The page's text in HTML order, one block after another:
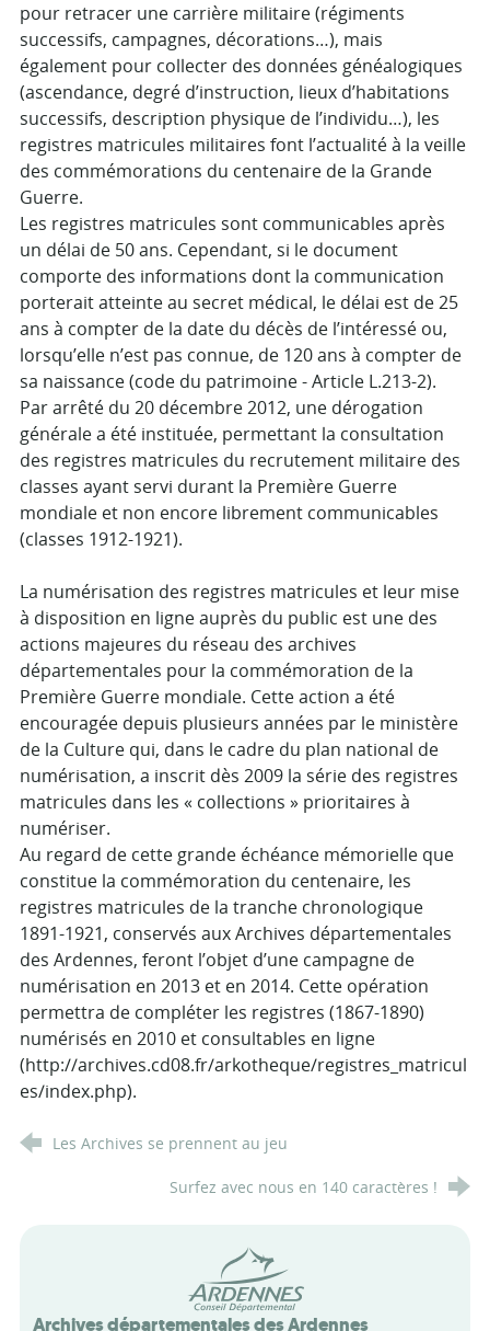
pour retracer une carrière militaire (régiments
successifs, campagnes, décorations…), mais
également pour collecter des données généalogiques
(ascendance, degré d’instruction, lieux d’habitations
successifs, description physique de l’individu…), les
registres matricules militaires font l’actualité à la veille
des commémorations du centenaire de la Grande
Guerre.
Les registres matricules sont communicables après
un délai de 50 ans. Cependant, si le document
comporte des informations dont la communication
porterait atteinte au secret médical, le délai est de 25
ans à compter de la date du décès de l’intéressé ou,
lorsqu’elle n’est pas connue, de 120 ans à compter de
sa naissance (code du patrimoine - Article L.213-2).
Par arrêté du 20 décembre 2012, une dérogation
générale a été instituée, permettant la consultation
des registres matricules du recrutement militaire des
classes ayant servi durant la Première Guerre
mondiale et non encore librement communicables
(classes 1912-1921).
La numérisation des registres matricules et leur mise
à disposition en ligne auprès du public est une des
actions majeures du réseau des archives
départementales pour la commémoration de la
Première Guerre mondiale. Cette action a été
encouragée depuis plusieurs années par le ministère
de la Culture qui, dans le cadre du plan national de
numérisation, a inscrit dès 2009 la série des registres
matricules dans les « collections » prioritaires à
numériser.
Au regard de cette grande échéance mémorielle que
constitue la commémoration du centenaire, les
registres matricules de la tranche chronologique
1891-1921, conservés aux Archives départementales
des Ardennes, feront l’objet d’une campagne de
numérisation en 2013 et en 2014. Cette opération
permettra de compléter les registres (1867-1890)
numérisés en 2010 et consultables en ligne
(http://archives.cd08.fr/arkotheque/registres_matricul
es/index.php).
Les Archives se prennent au jeu
Surfez avec nous en 140 caractères !
Conseil départemental des
Archives départementales des Ardennes